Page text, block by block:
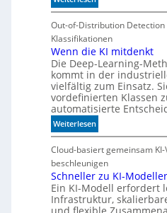
t
e
n
d
i
m
B
i
t
k
o
m
-
D
S
I
I
n
M
e
h
r
F
e
x
i
b
i
l
i
t
ä
t
Out-of-Distribution
Klassifikationen
Wenn die KI mitdenkt
Die Deep-Learning-
kommt in der
vielfältig zum Einsatz.
vordefinierten Klassen
automatisierte
Weiterlesen:
W
e
n
n
d
i
Cloud-basiert gemeinsam
beschleunigen
Schneller zu KI-
Ein KI-Modell erfordert
Infrastruktur,